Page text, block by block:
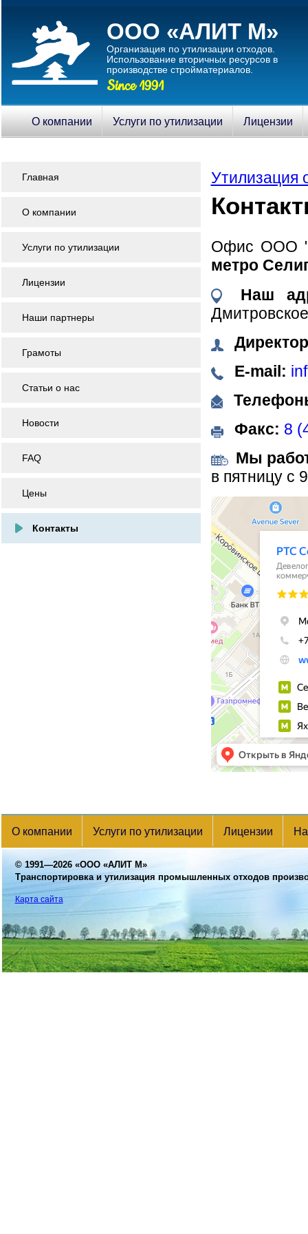
ООО «АЛИТ М»
Организация по утилизации отходов.
Использование вторичныx ресурсов в
производстве стройматериалов.
Since 1991
О компании Услуги по утилизации Лицензии
Утилизация
Офис ООО
метро
Наш
Директор
E-mail:
Факс: 8
Мы
в пятницу с
РТС Селигерская
Бизнес-центр в Москве
Главная
О компании
Услуги по утилизации
Лицензии
Наши партнеры
Грамоты
Статьи о нас
Новости
FAQ
Цены
Контакты
О компании Услуги по утилизации Лицензии
© 1991—2026 «ООО «АЛИТ М»
Транспортировка и утилизация промышленных отходов
Карта сайта